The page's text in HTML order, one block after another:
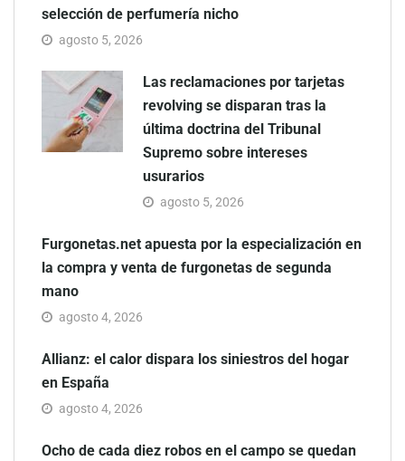
selección de perfumería nicho
agosto 5, 2026
Las reclamaciones por tarjetas
revolving se disparan tras la
última doctrina del Tribunal
Supremo sobre intereses
usurarios
agosto 5, 2026
Furgonetas.net apuesta por la especialización en
la compra y venta de furgonetas de segunda
mano
agosto 4, 2026
Allianz: el calor dispara los siniestros del hogar
en España
agosto 4, 2026
Ocho de cada diez robos en el campo se quedan